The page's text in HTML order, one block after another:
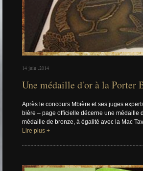
14 juin ,2014
Une médaille d'or à la Porter
Après le concours Mbière et ses juges
bière – page officielle décerne une médaille
médaille de bronze, à égalité avec la Mac
Lire plus +